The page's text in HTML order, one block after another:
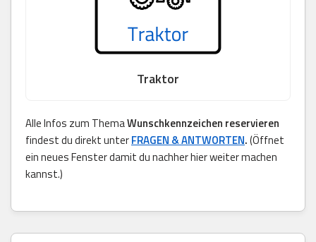
Traktor
Alle Infos zum ThemaWunschkennzeichen reservieren
findest du direkt unterFRAGEN & ANTWORTEN.(Öffnet
ein neues Fenster damit du nachher hier weiter machen
kannst.)